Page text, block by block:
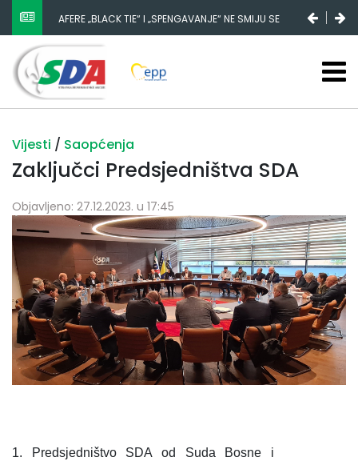
AFERE „BLACK TIE“ I „SPENGAVANJE“ NE SMIJU SE
ZATAŠKATI
Vijesti / Saopćenja
Zaključci Predsjedništva SDA
Objavljeno: 27.12.2023. u 17:45
1. Predsjedništvo SDA od Suda Bosne i